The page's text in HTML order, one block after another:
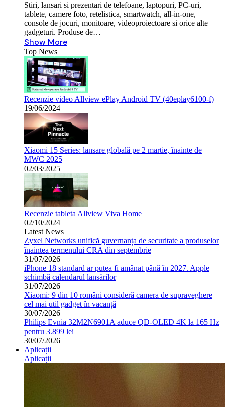
Stiri, lansari si prezentari de telefoane, laptopuri, PC-uri,
tablete, camere foto, retelistica, smartwatch, all-in-one,
console de jocuri, monitoare, videoproiectoare si orice alte
gadgeturi. Produse de…
Show More
Top News
Recenzie video Allview ePlay Android TV (40eplay6100-f)
19/06/2024
Xiaomi 15 Series: lansare globală pe 2 martie, înainte de
MWC 2025
02/03/2025
Recenzie tableta Allview Viva Home
02/10/2024
Latest News
Zyxel Networks unifică guvernanța de securitate a produselor
înaintea termenului CRA din septembrie
31/07/2026
iPhone 18 standard ar putea fi amânat până în 2027. Apple
schimbă calendarul lansărilor
31/07/2026
Xiaomi: 9 din 10 români consideră camera de supraveghere
cel mai util gadget în vacanță
30/07/2026
Philips Evnia 32M2N6901A aduce QD-OLED 4K la 165 Hz
pentru 3.899 lei
30/07/2026
Aplicații
Aplicații